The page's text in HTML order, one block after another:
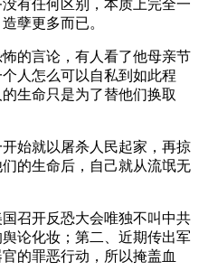
有任何区别，本质上完全一
孽更多而已。
的言论，有人看了他母亲节
人怎么可以自私到如此程
生命只是为了替他们换取
始就以屠杀人民起家，再掠
的生命后，自己就从流氓无
召开反恐大会唯独不叫中共
论化妆；第二、近期传出军
的罪恶行动，所以掩盖血